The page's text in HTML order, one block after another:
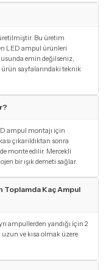
üretilmiştir. Bu üretim
LED ampul ürünleri
emin değilseniz,
sayfalarındaki teknik
ampul montajı için
çıkarıldıktan sonra
monte edilir. Mercekli
bir ışık demeti sağlar.
Toplamda Kaç Ampul
ampullerden yandığı için 2
ve kısa olmak üzere